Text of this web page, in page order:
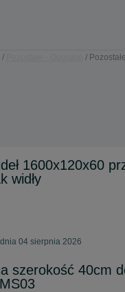
1600x120x60
widły
04 sierpnia 2026
szerokość 40cm